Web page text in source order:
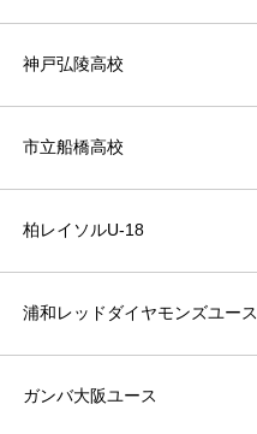
神戸弘陵高校
市立船橋高校
柏レイソルU-18
浦和レッドダイヤモンズユース
ガンバ大阪ユース